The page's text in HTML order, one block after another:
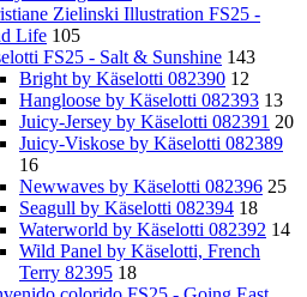
Zielinski Illustration FS25 -
Life 105
FS25 - Salt & Sunshine 143
Bright by Käselotti 082390 12
Hangloose by Käselotti 082393 13
Juicy-Jersey by Käselotti 082391 20
Juicy-Viskose by Käselotti 082389
16
Newwaves by Käselotti 082396 25
Seagull by Käselotti 082394 18
Waterworld by Käselotti 082392 14
Wild Panel by Käselotti, French
Terry 82395 18